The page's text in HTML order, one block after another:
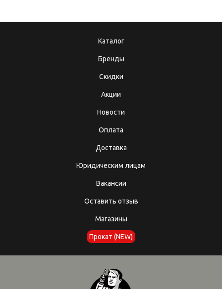
Каталог
Бренды
Скидки
Акции
Новости
Оплата
Доставка
Юридическим лицам
Вакансии
Оставить отзыв
Магазины
Прокат (NEW)